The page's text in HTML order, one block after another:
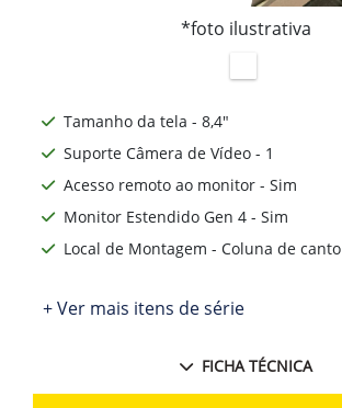
*foto ilustrativa
Tamanho da tela - 8,4"
Suporte Câmera de Vídeo - 1
Acesso remoto ao monitor - Sim
Monitor Estendido Gen 4 - Sim
Local de Montagem - Coluna de canto
+ Ver mais itens de série
FICHA TÉCNICA